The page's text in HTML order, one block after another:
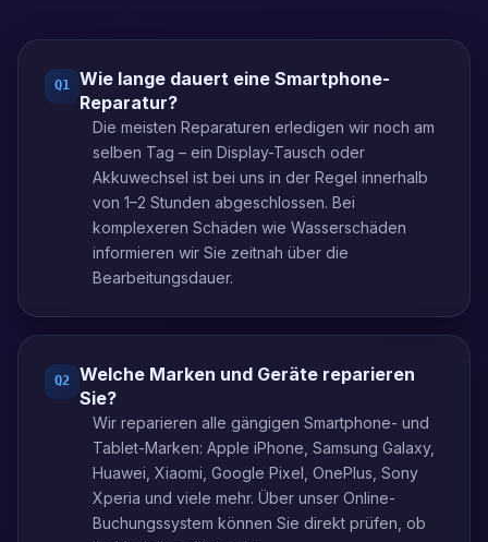
Q1
Wie lange dauert eine Smartphone-
Reparatur?
Die meisten Reparaturen erledigen wir noch am
selben Tag – ein Display-Tausch oder
Akkuwechsel ist bei uns in der Regel innerhalb
von 1–2 Stunden abgeschlossen. Bei
komplexeren Schäden wie Wasserschäden
informieren wir Sie zeitnah über die
Bearbeitungsdauer.
Q2
Welche Marken und Geräte reparieren
Sie?
Wir reparieren alle gängigen Smartphone- und
Tablet-Marken: Apple iPhone, Samsung Galaxy,
Huawei, Xiaomi, Google Pixel, OnePlus, Sony
Xperia und viele mehr. Über unser Online-
Buchungssystem können Sie direkt prüfen, ob